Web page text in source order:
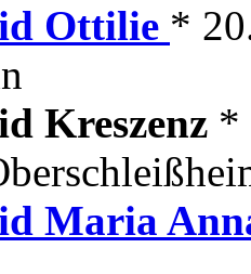
Ottilie *
Kreszenz *
Maria